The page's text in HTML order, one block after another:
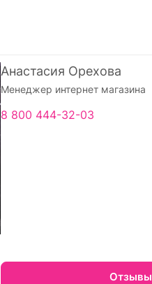
Анастасия Орехова
Менеджер интернет магазина
8 800 444-32-03
Отзывы